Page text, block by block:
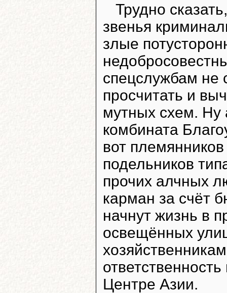
Трудно
звенья
злые
спецслужбам не
просчитать и
мутных схем. Ну
комбината
вот
подельников
прочих алчных
карман за счёт
начнут жизнь в
освещённых
Центре Азии.